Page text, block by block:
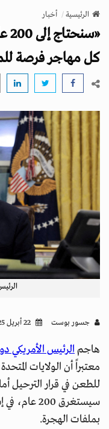
v
g
t
n
الرئيسية أخبار
كل مهاجر فرصة
جسور بوست
هاجمالرئيس الأمريكي
معتبراً أن الولايات
للطعن في قرار الترحيل
سيستغرق
بملفات الهجرة.